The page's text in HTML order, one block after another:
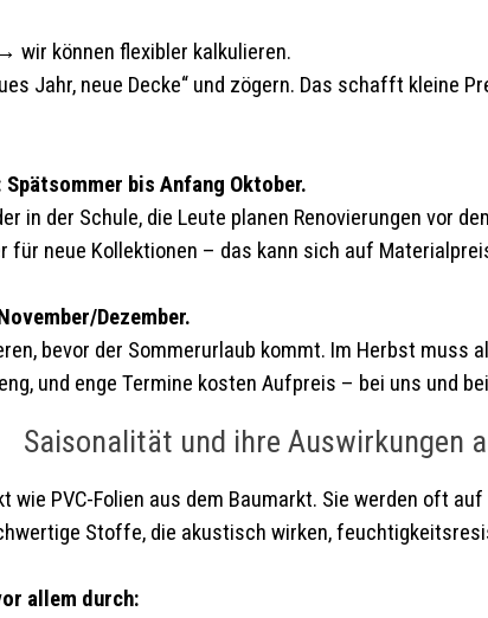
wir können flexibler kalkulieren.
Jahr, neue Decke“ und zögern. Das schafft kleine
bis Anfang Oktober.
in der Schule, die Leute planen Renovierungen vor
für neue Kollektionen – das kann sich auf
Dezember.
bevor der Sommerurlaub kommt. Im Herbst
und enge Termine kosten Aufpreis – bei uns und
Saisonalität und ihre Auswirkungen
wie PVC-Folien aus dem Baumarkt. Sie werden oft
Stoffe, die akustisch wirken,
allem durch: